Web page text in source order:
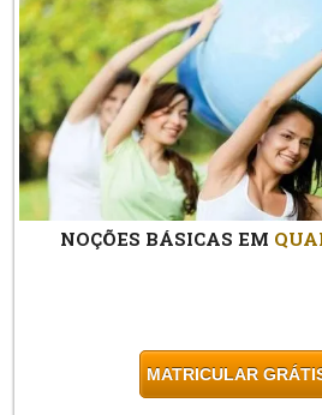
NOÇÕES BÁSICAS EM
MATRICULAR